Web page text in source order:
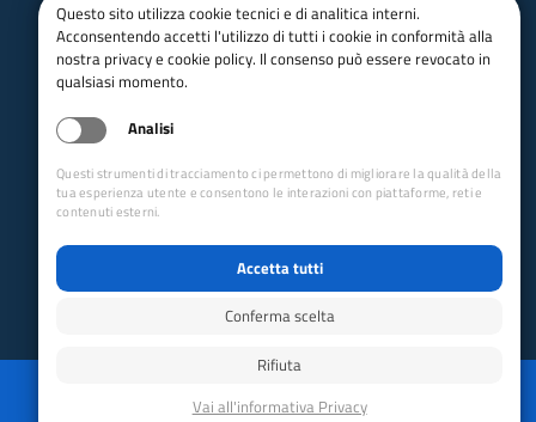
Trasparenza
Amministrazione trasparente
bandi per le sezioni
Concorsi
Iso 14001
Dichiarazione di accessibilità
Reimposta preferenze cookie
Questo sito utilizza cookie tecnici e di analitica interni.
Acconsentendo accetti l'utilizzo di tutti i cookie in conformità alla
nostra privacy e cookie policy. Il consenso può essere revocato in
qualsiasi momento.
Analisi
Questi strumenti di tracciamento ci permettono di migliorare la qualità della
tua esperienza utente e consentono le interazioni con piattaforme, reti e
contenuti esterni.
Accetta tutti
Conferma scelta
Rifiuta